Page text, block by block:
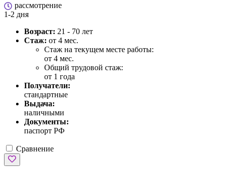
рассмотрение
1-2 дня
Возраст: 21 - 70 лет
Стаж: от 4 мес.
Стаж на текущем месте работы:
от 4 мес.
Общий трудовой стаж:
от 1 года
Получатели:
стандартные
Выдача:
наличными
Документы:
паспорт РФ
Сравнение